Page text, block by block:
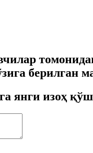
берилган
янги изоҳ